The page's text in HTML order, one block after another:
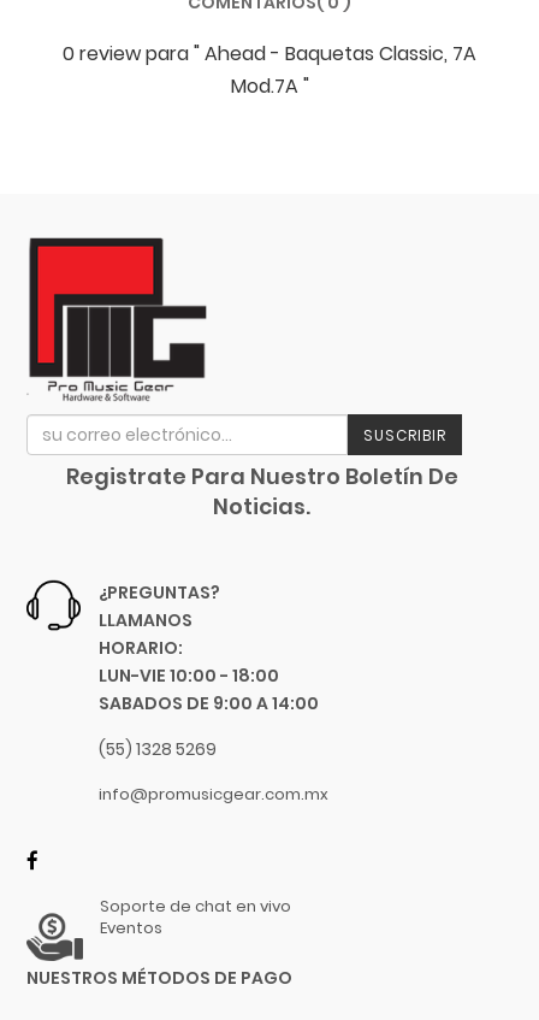
0 reviewpara" Ahead - Baquetas Classic, 7A
Mod.7A "
SUSCRIBIR
Registrate Para Nuestro Boletín De
Noticias.
¿PREGUNTAS?
LLAMANOS
HORARIO:
LUN-VIE 10:00 - 18:00
SABADOS DE 9:00 A 14:00
(55) 1328 5269
info@promusicgear.com.mx
Soporte de chat en vivo
Eventos
NUESTROS MÉTODOS DE PAGO